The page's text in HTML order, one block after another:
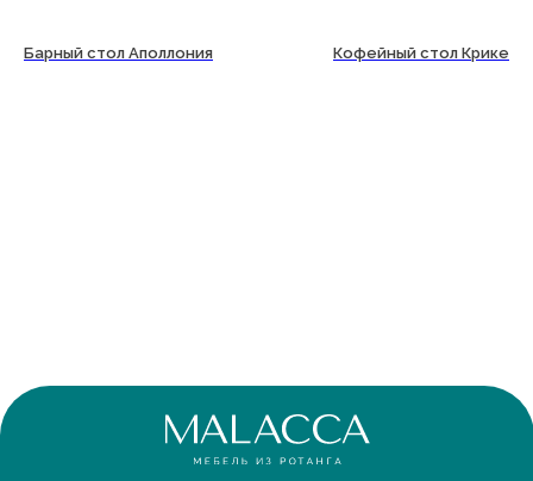
Барный стол Аполлония Кофейный стол Крикет